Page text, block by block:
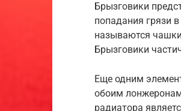
Брызговики
попадания грязи
называются
Брызговики
Еще одним
обоим
радиатора